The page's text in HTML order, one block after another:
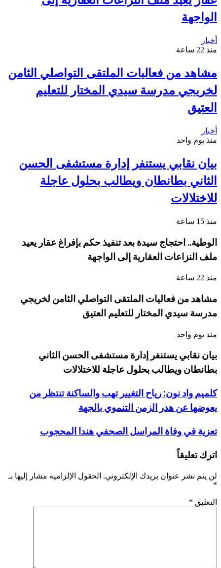
الواجهة
أخبار
منذ 22 ساعة
مشاهد من فعاليات الملتقى التواصلي الثامن
لخريجي مدرسة سيدي المختار للتعليم
العتيق
أخبار
منذ يوم واحد
بيان نقابي يستنفر إدارة مستشفى الحسن
الثاني بطانطان ويطالب بحلول عاجلة
للاختلالات
منذ 15 ساعة
الوطية.. احتجاج سيدة بعد تنفيذ حكم بإفراغ عقار يعيد
ملف النزاعات العقارية إلى الواجهة
منذ 22 ساعة
مشاهد من فعاليات الملتقى التواصلي الثامن لخريجي
مدرسة سيدي المختار للتعليم العتيق
منذ يوم واحد
بيان نقابي يستنفر إدارة مستشفى الحسن الثاني
بطانطان ويطالب بحلول عاجلة للاختلالات
كلميم واد نون: رياح التغيير تهب والساكنة تنتظر من
يعوضها عن هدر الزمن التنموي بالجهة
تعزية في وفاة المراسل الصحفي هندا المحجوب
اترك تعليقاً
لن يتم نشر عنوان بريدك الإلكتروني. الحقول الإلزامية مشار إليها بـ
*
التعليق *